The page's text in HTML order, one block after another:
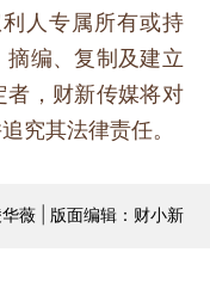
人专属所有或持
编、复制及建立
者，财新传媒将对
究其法律责任。
薇 | 版面编辑：财小新